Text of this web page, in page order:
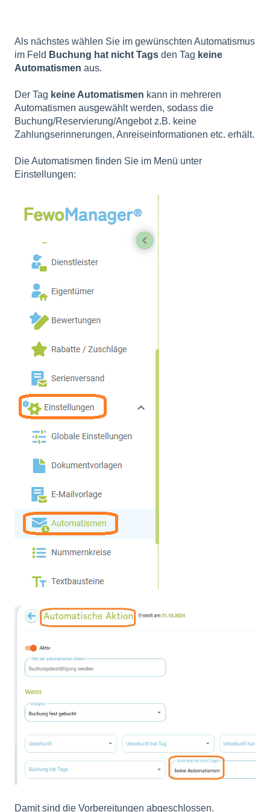
Als nächstes wählen Sie im gewünschten Automatismus
im Feld Buchung hat nicht Tags den Tag keine
Automatismen aus.
Der Tag keine Automatismen kann in mehreren
Automatismen ausgewählt werden, sodass die
Buchung/Reservierung/Angebot z.B. keine
Zahlungserinnerungen, Anreiseinformationen etc. erhält.
Die Automatismen finden Sie im Menü unter
Einstellungen:
Damit sind die Vorbereitungen abgeschlossen.